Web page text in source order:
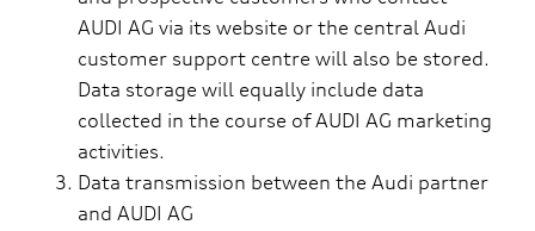
AUDI AG via its website or the central Audi
customer support centre will also be stored.
Data storage will equally include data
collected in the course of AUDI AG marketing
activities.
Data transmission between the Audi partner
and AUDI AG